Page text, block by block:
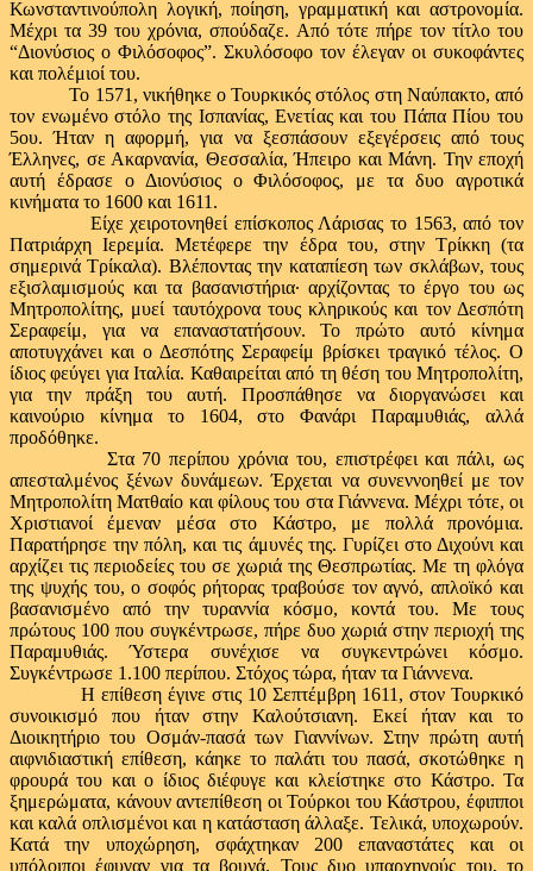
Κωνσταντινούπολη λογική, ποίηση, γραμματική και αστρονομία.
Μέχρι τα 39 του χρόνια, σπούδαζε. Από τότε πήρε τον τίτλο του
“Διονύσιος ο Φιλόσοφος”. Σκυλόσοφο τον έλεγαν οι συκοφάντες
και πολέμιοί του.
Το 1571, νικήθηκε ο Τουρκικός στόλος στη Ναύπακτο, από
τον ενωμένο στόλο της Ισπανίας, Ενετίας και του Πάπα Πίου του
5ου. Ήταν η αφορμή, για να ξεσπάσουν εξεγέρσεις από τους
Έλληνες, σε Ακαρνανία, Θεσσαλία, Ήπειρο και Μάνη. Την εποχή
αυτή έδρασε ο Διονύσιος ο Φιλόσοφος, με τα δυο αγροτικά
κινήματα το 1600 και 1611.
Είχε χειροτονηθεί επίσκοπος Λάρισας το 1563, από τον
Πατριάρχη Ιερεμία. Μετέφερε την έδρα του, στην Τρίκκη (τα
σημερινά Τρίκαλα). Βλέποντας την καταπίεση των σκλάβων, τους
εξισλαμισμούς και τα βασανιστήρια· αρχίζοντας το έργο του ως
Μητροπολίτης, μυεί ταυτόχρονα τους κληρικούς και τον Δεσπότη
Σεραφείμ, για να επαναστατήσουν. Το πρώτο αυτό κίνημα
αποτυγχάνει και ο Δεσπότης Σεραφείμ βρίσκει τραγικό τέλος. Ο
ίδιος φεύγει για Ιταλία. Καθαιρείται από τη θέση του Μητροπολίτη,
για την πράξη του αυτή. Προσπάθησε να διοργανώσει και
καινούριο κίνημα το 1604, στο Φανάρι Παραμυθιάς, αλλά
προδόθηκε.
Στα 70 περίπου χρόνια του, επιστρέφει και πάλι, ως
απεσταλμένος ξένων δυνάμεων. Έρχεται να συνεννοηθεί με τον
Μητροπολίτη Ματθαίο και φίλους του στα Γιάννενα. Μέχρι τότε, οι
Χριστιανοί έμεναν μέσα στο Κάστρο, με πολλά προνόμια.
Παρατήρησε την πόλη, και τις άμυνές της. Γυρίζει στο Διχούνι και
αρχίζει τις περιοδείες του σε χωριά της Θεσπρωτίας. Με τη φλόγα
της ψυχής του, ο σοφός ρήτορας τραβούσε τον αγνό, απλοϊκό και
βασανισμένο από την τυραννία κόσμο, κοντά του. Με τους
πρώτους 100 που συγκέντρωσε, πήρε δυο χωριά στην περιοχή της
Παραμυθιάς. Ύστερα συνέχισε να συγκεντρώνει κόσμο.
Συγκέντρωσε 1.100 περίπου. Στόχος τώρα, ήταν τα Γιάννενα.
Η επίθεση έγινε στις 10 Σεπτέμβρη 1611, στον Τουρκικό
συνοικισμό που ήταν στην Καλούτσιανη. Εκεί ήταν και το
Διοικητήριο του Οσμάν-πασά των Γιαννίνων. Στην πρώτη αυτή
αιφνιδιαστική επίθεση, κάηκε το παλάτι του πασά, σκοτώθηκε η
φρουρά του και ο ίδιος διέφυγε και κλείστηκε στο Κάστρο. Τα
ξημερώματα, κάνουν αντεπίθεση οι Τούρκοι του Κάστρου, έφιπποι
και καλά οπλισμένοι και η κατάσταση άλλαξε. Τελικά, υποχωρούν.
Κατά την υποχώρηση, σφάχτηκαν 200 επαναστάτες και οι
υπόλοιποι έφυγαν για τα βουνά. Τους δυο υπαρχηγούς του, το